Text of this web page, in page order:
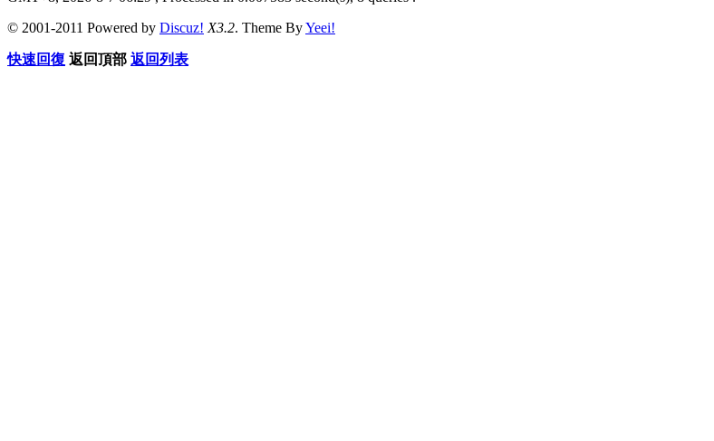
© 2001-2011 Powered by Discuz! X3.2. Theme ByYeei!
快速回復 返回頂部 返回列表